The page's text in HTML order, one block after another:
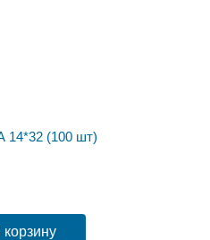
14*32 (100 шт)
корзину